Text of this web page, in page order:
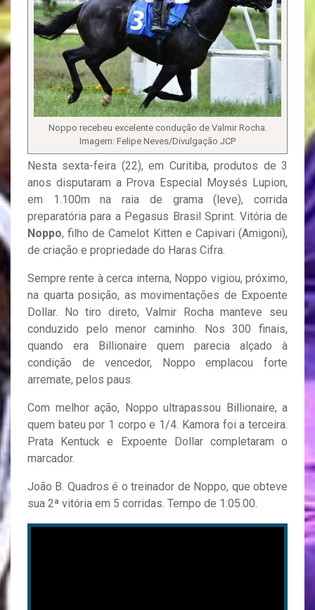
Noppo recebeu excelente condução de Valmir Rocha.
Imagem: Felipe Neves/Divulgação JCP
Nesta sexta-feira (22), em Curitiba, produtos de 3
anos disputaram a Prova Especial Moysés Lupion,
em 1.100m na raia de grama (leve), corrida
preparatória para a Pegasus Brasil Sprint. Vitória de
Noppo, filho de Camelot Kitten e Capivari (Amigoni),
de criação e propriedade do Haras Cifra.
Sempre rente à cerca interna, Noppo vigiou, próximo,
na quarta posição, as movimentações de Expoente
Dollar. No tiro direto, Valmir Rocha manteve seu
conduzido pelo menor caminho. Nos 300 finais,
quando era Billionaire quem parecia alçado à
condição de vencedor, Noppo emplacou forte
arremate, pelos paus.
Com melhor ação, Noppo ultrapassou Billionaire, a
quem bateu por 1 corpo e 1/4. Kamora foi a terceira.
Prata Kentuck e Expoente Dollar completaram o
marcador.
João B. Quadros é o treinador de Noppo, que obteve
sua 2ª vitória em 5 corridas. Tempo de 1:05.00.